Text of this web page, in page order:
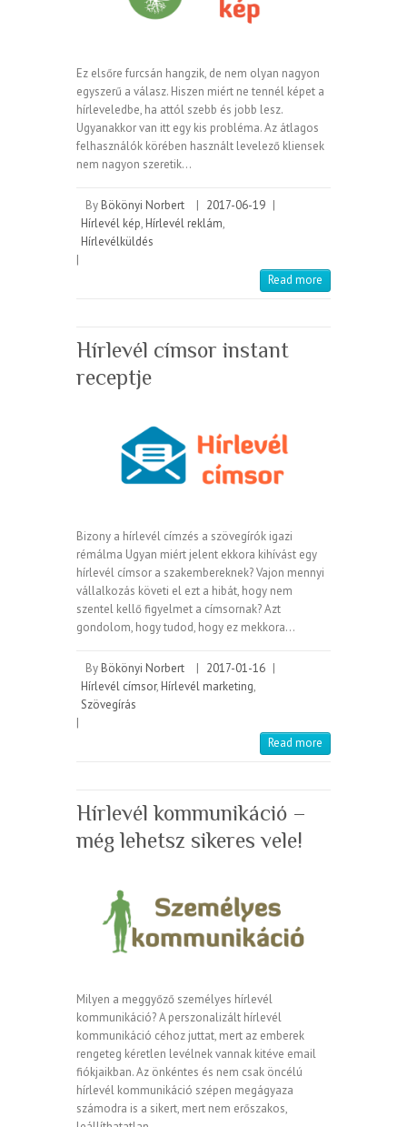
Ez elsőre furcsán hangzik, de nem olyan nagyon
egyszerű a válasz. Hiszen miért ne tennél képet a
hírleveledbe, ha attól szebb és jobb lesz.
Ugyanakkor van itt egy kis probléma. Az átlagos
felhasználók körében használt levelező kliensek
nem nagyon szeretik…
By Bökönyi Norbert | 2017-06-19 |
Hírlevél kép, Hírlevél reklám,
Hírlevélküldés
|
Read more
Hírlevél címsor instant
receptje
Bizony a hírlevél címzés a szövegírók igazi
rémálma Ugyan miért jelent ekkora kihívást egy
hírlevél címsor a szakembereknek? Vajon mennyi
vállalkozás követi el ezt a hibát, hogy nem
szentel kellő figyelmet a címsornak? Azt
gondolom, hogy tudod, hogy ez mekkora…
By Bökönyi Norbert | 2017-01-16 |
Hírlevél címsor, Hírlevél marketing,
Szövegírás
|
Read more
Hírlevél kommunikáció –
még lehetsz sikeres vele!
Milyen a meggyőző személyes hírlevél
kommunikáció? A perszonalizált hírlevél
kommunikáció céhoz juttat, mert az emberek
rengeteg kéretlen levélnek vannak kitéve email
fiókjaikban. Az önkéntes és nem csak öncélú
hírlevél kommunikáció szépen megágyaza
számodra is a sikert, mert nem erőszakos,